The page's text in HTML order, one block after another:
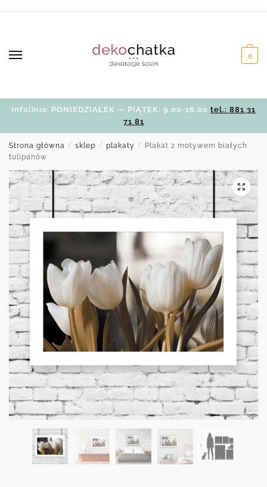
0
Infolinia: PONIEDZIAŁEK — PIĄTEK: 9.00-16.00 tel.: 881 31
71 81
Strona główna / sklep / plakaty /
Plakat z motywem białych
tulipanów